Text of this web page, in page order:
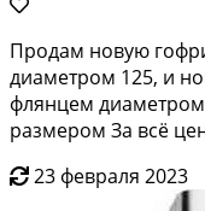
Продам новую
диаметром 125, и
флянцем
размером За всё
23 февраля 2023